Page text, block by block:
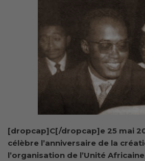
[dropcap]C[/dropcap]e 25 mai
célèbre l’anniversaire de la
l’organisation de l’Unité